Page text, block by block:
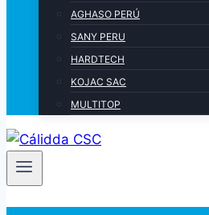
AGHASO PERÚ
SANY PERU
HARDTECH
KOJAC SAC
MULTITOP